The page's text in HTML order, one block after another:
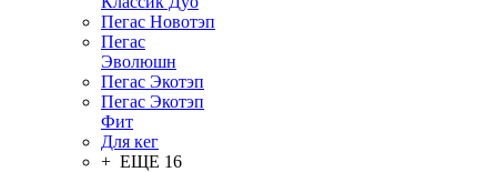
Пегас Новотэп
Пегас
Эволюшн
Пегас Экотэп
Пегас Экотэп
Фит
Для кег
+ ЕЩЕ 16